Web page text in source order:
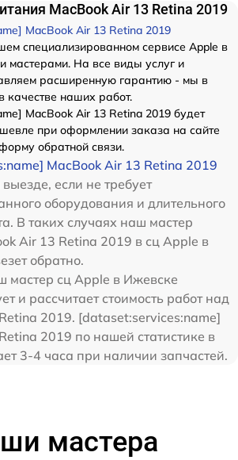
MacBook Air 13 Retina 2019
MacBook Air 13 Retina 2019
специализированном сервисе Apple в
мастерами. На все виды услуг и
расширенную гарантию - мы в
качестве наших работ.
MacBook Air 13 Retina 2019 будет
при оформлении заказа на сайте
обратной связи.
MacBook Air 13 Retina 2019
если не требует
оборудования и длительного
В таких случаях наш мастер
Air 13 Retina 2019 в сц Apple в
обратно.
мастер сц Apple в Ижевске
и рассчитает стоимость работ над
2019. [dataset:services:name]
2019 по нашей статистике в
3-4 часа при наличии запчастей.
мастера